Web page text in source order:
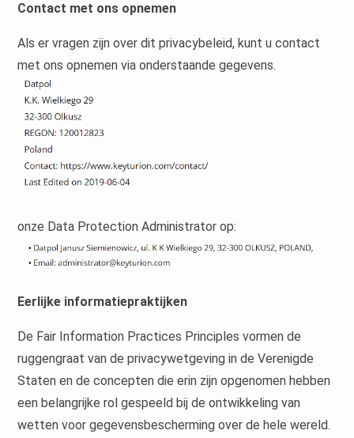
Contact met ons opnemen
Als er vragen zijn over dit privacybeleid, kunt u contact
met ons opnemen via onderstaande gegevens.
onze Data Protection Administrator op:
Eerlijke informatiepraktijken
De Fair Information Practices Principles vormen de
ruggengraat van de privacywetgeving in de Verenigde
Staten en de concepten die erin zijn opgenomen hebben
een belangrijke rol gespeeld bij de ontwikkeling van
wetten voor gegevensbescherming over de hele wereld.